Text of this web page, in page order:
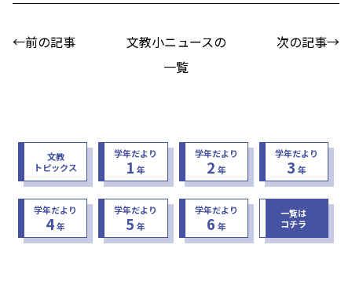
←前の記事
文教小ニュースの
一覧
次の記事→
文教
トピックス
学年だより
1 年
学年だより
2 年
学年だより
3 年
学年だより
4年
学年だより
5 年
学年だより
6 年
一覧は
コチラ